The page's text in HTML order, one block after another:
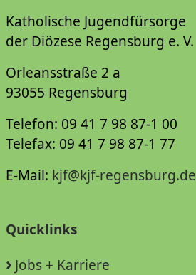
Katholische Jugendfürsorge
der Diözese Regensburg e. V.
Orleansstraße 2 a
93055 Regensburg
Telefon: 09 41 7 98 87-1 00
Telefax: 09 41 7 98 87-1 77
E-Mail: kjf@kjf-regensburg.de
Quicklinks
Jobs + Karriere